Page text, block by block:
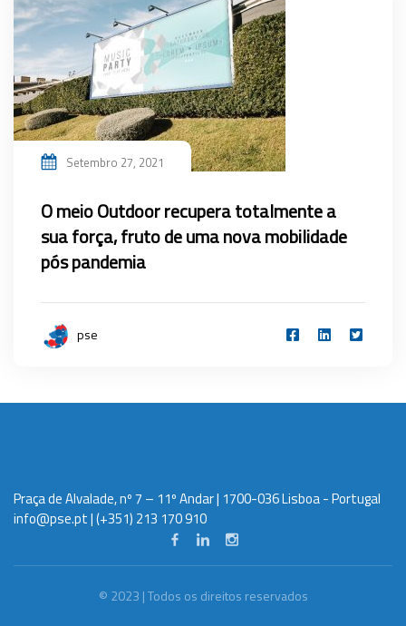
Setembro 27, 2021
O meio Outdoor recupera totalmente a
sua força, fruto de uma nova mobilidade
pós pandemia
pse
Praça de Alvalade, nº 7 – 11º Andar | 1700-036 Lisboa - Portugal
info@pse.pt| (+351) 213 170 910
© 2023 | Todos os direitos reservados